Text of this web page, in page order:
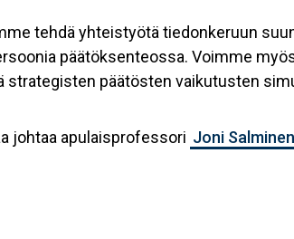
tehdä yhteistyötä tiedonkeruun
päätöksenteossa. Voimme
strategisten päätösten vaikutusten
johtaa apulaisprofessori Joni Salminen